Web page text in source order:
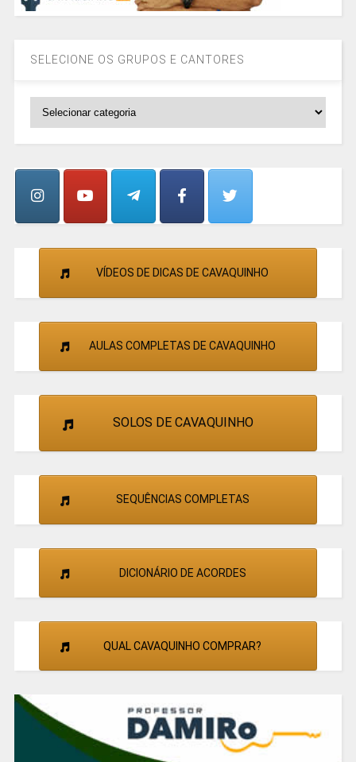
SELECIONE OS GRUPOS E CANTORES
SELECIONE
CANTORES
VÍDEOS DE DICAS DE CAVAQUINHO
AULAS COMPLETAS DE CAVAQUINHO
SOLOS DE CAVAQUINHO
SEQUÊNCIAS COMPLETAS
DICIONÁRIO DE ACORDES
QUAL CAVAQUINHO COMPRAR?